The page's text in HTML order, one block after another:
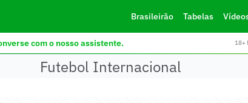
Brasileirão Tabelas
com o nosso assistente. 18+
Futebol Internacional